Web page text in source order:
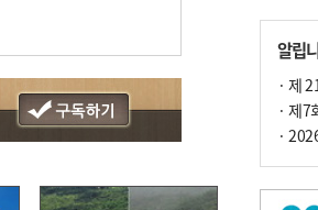
알립
· 제
· 제7
·